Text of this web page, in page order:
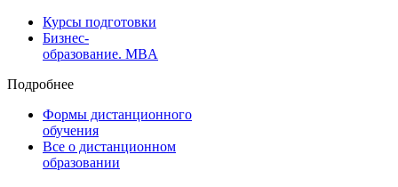
Курсы подготовки
Бизнес-
образование. MBA
Подробнее
Формы дистанционного
обучения
Все о дистанционном
образовании